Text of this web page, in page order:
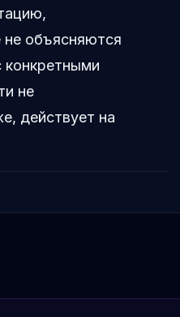
объясняются
конкретными
не
действует на